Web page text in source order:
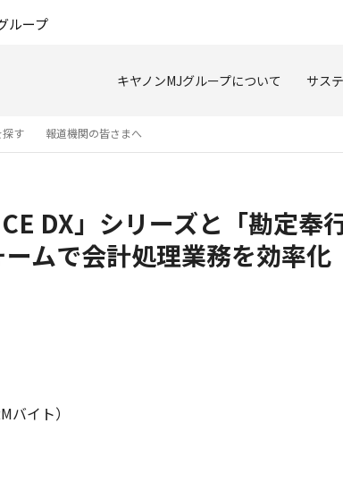
ループ
キヤノンMJグループについて サス
探す 報道機関の皆さまへ
DX」シリーズと「勘定
ムで会計処理業務を効率化
バイト）